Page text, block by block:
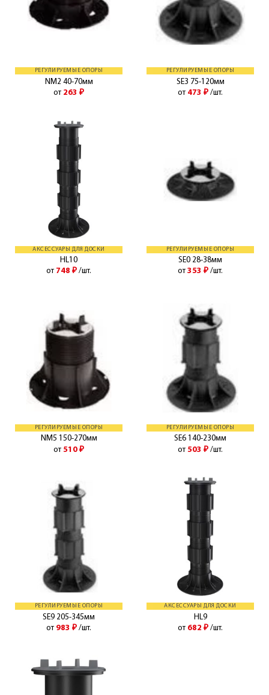
РЕГУЛИРУЕМЫЕ ОПОРЫ
NM2 40-70мм
от 263 ₽
РЕГУЛИРУЕМЫЕ ОПОРЫ
SE3 75-120мм
от 473 ₽ /шт.
АКСЕССУАРЫ ДЛЯ ДОСКИ
HL10
от 748 ₽ /шт.
РЕГУЛИРУЕМЫЕ ОПОРЫ
SE0 28-38мм
от 353 ₽ /шт.
РЕГУЛИРУЕМЫЕ ОПОРЫ
NM5 150-270мм
от 510 ₽
РЕГУЛИРУЕМЫЕ ОПОРЫ
SE6 140-230мм
от 503 ₽ /шт.
РЕГУЛИРУЕМЫЕ ОПОРЫ
SE9 205-345мм
от 983 ₽ /шт.
АКСЕССУАРЫ ДЛЯ ДОСКИ
HL9
от 682 ₽ /шт.